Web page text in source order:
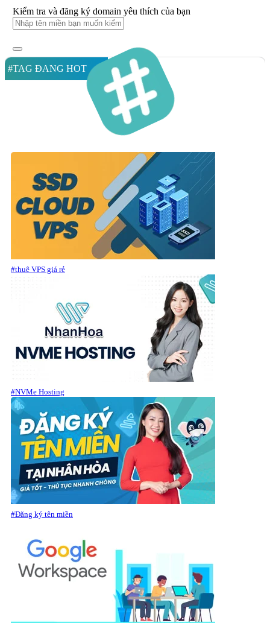
Kiểm tra và đăng ký domain yêu thích của bạn
#TAG ĐANG HOT
#thuê VPS giá rẻ
#NVMe Hosting
#Đăng ký tên miền